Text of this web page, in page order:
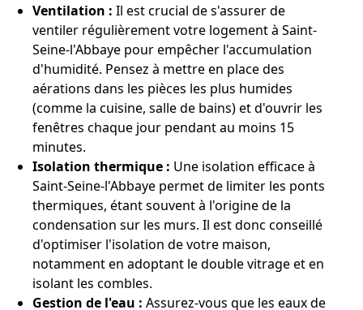
Ventilation : Il est crucial de s'assurer de
ventiler régulièrement votre logement à Saint-
Seine-l'Abbaye pour empêcher l'accumulation
d'humidité. Pensez à mettre en place des
aérations dans les pièces les plus humides
(comme la cuisine, salle de bains) et d'ouvrir les
fenêtres chaque jour pendant au moins 15
minutes.
Isolation thermique : Une isolation efficace à
Saint-Seine-l'Abbaye permet de limiter les ponts
thermiques, étant souvent à l'origine de la
condensation sur les murs. Il est donc conseillé
d'optimiser l'isolation de votre maison,
notamment en adoptant le double vitrage et en
isolant les combles.
Gestion de l'eau : Assurez-vous que les eaux de